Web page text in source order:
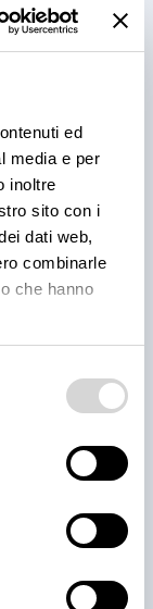
ed
media e per
inoltre
sito con i
dati web,
combinarle
che hanno
per il
ricercati
delle uve e